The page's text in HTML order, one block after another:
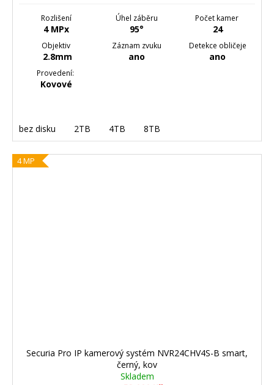
Rozlišení
4 MPx
Úhel záběru
95°
Počet kamer
24
Objektiv
2.8mm
Záznam zvuku
ano
Detekce obličeje
ano
Provedení:
Kovové
bez disku 2TB 4TB 8TB
4 MP
Securia Pro IP kamerový systém NVR24CHV4S-B smart,
černý, kov
Skladem